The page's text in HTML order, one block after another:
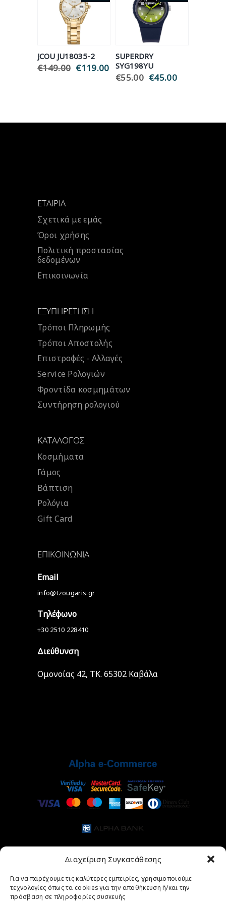
Διαχείριση Συγκατάθεσης
Για να παρέχουμε τις καλύτερες εμπειρίες, χρησιμοποιούμε
τεχνολογίες όπως τα cookies για την αποθήκευση ή/και την
πρόσβαση σε πληροφορίες συσκευής
JCOU JU18035-2
€149.00 Original
€119.00 Η
τρέχουσα
SUPERDRY
SYG198YU
€55.00 Original
€45.00Η
ΕΤΑΙΡΊΑ
Σχετικά με εμάς
Όροι χρήσης
Πολιτική προστασίας
δεδομένων
Επικοινωνία
ΕΞΥΠΗΡΈΤΗΣΗ
Τρόποι Πληρωμής
Τρόποι Αποστολής
Επιστροφές - Αλλαγές
Service Ρολογιών
Φροντίδα κοσμημάτων
Συντήρηση ρολογιού
ΚΑΤΆΛΟΓΟΣ
Κοσμήματα
Γάμος
Βάπτιση
Ρολόγια
Gift Card
ΕΠΙΚΟΙΝΩΝΊΑ
Email
info@tzougaris.gr
Τηλέφωνο
+30 2510 228410
Διεύθυνση
Ομονοίας 42, ΤΚ. 65302 Καβάλα